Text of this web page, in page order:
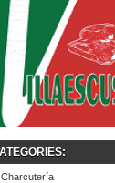
Charcutería